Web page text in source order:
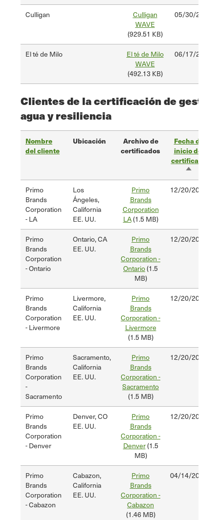
Culligan
Culligan
WAVE
(929.51 KB)
05/30/2025
El té de Milo
El té de Milo
WAVE
(492.13 KB)
06/17/2025
Clientes de la certificación de
agua y resiliencia
Nombre
del cliente
Ubicación
Archivo de
certificados
Fecha de
inicio del
certificado
Primo
Brands
Corporation
- LA
Los
Ángeles,
California
EE. UU.
Primo
Brands
Corporation
LA(1.5 MB)
12/20/2024
Primo
Brands
Corporation
- Ontario
Ontario, CA
EE. UU.
Primo
Brands
Corporation -
Ontario(1.5
MB)
12/20/2024
Primo
Brands
Corporation
- Livermore
Livermore,
California
EE. UU.
Primo
Brands
Corporation -
Livermore
(1.5 MB)
12/20/2024
Primo
Brands
Corporation
-
Sacramento
Sacramento,
California
EE. UU.
Primo
Brands
Corporation -
Sacramento
(1.5 MB)
12/20/2024
Primo
Brands
Corporation
- Denver
Denver, CO
EE. UU.
Primo
Brands
Corporation -
Denver(1.5
MB)
12/20/2024
Primo
Brands
Corporation
- Cabazon
Cabazon,
California
EE. UU.
Primo
Brands
Corporation -
Cabazon
(1.46 MB)
04/14/2025